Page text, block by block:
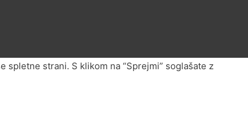
strani. S klikom na “Sprejmi” soglašate z